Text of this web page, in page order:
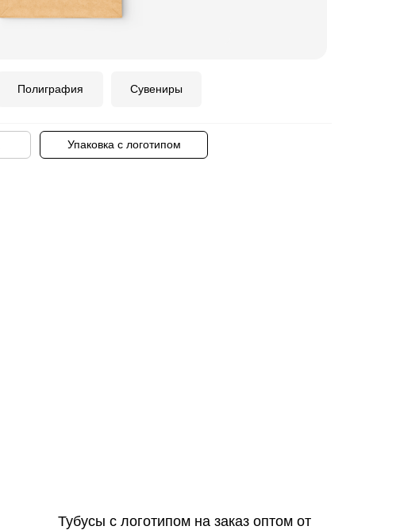
Полиграфия Сувениры
Упаковка с логотипом
Тубусы с логотипом на заказ оптом от